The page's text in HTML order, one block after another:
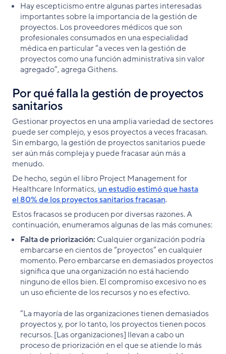
Hay escepticismo entre algunas partes interesadas
importantes sobre la importancia de la gestión de
proyectos. Los proveedores médicos que son
profesionales consumados en una especialidad
médica en particular “a veces ven la gestión de
proyectos como una función administrativa sin valor
agregado”, agrega Githens.
Por qué falla la gestión de proyectos
sanitarios
Gestionar proyectos en una amplia variedad de sectores
puede ser complejo, y esos proyectos a veces fracasan.
Sin embargo, la gestión de proyectos sanitarios puede
ser aún más compleja y puede fracasar aún más a
menudo.
De hecho, según el libro Project Management for
Healthcare Informatics, un estudio estimó que hasta
el 80% de los proyectos sanitarios fracasan.
Estos fracasos se producen por diversas razones. A
continuación, enumeramos algunas de las más comunes:
Falta de priorización: Cualquier organización podría
embarcarse en cientos de “proyectos” en cualquier
momento. Pero embarcarse en demasiados proyectos
significa que una organización no está haciendo
ninguno de ellos bien. El compromiso excesivo no es
un uso eficiente de los recursos y no es efectivo.
“La mayoría de las organizaciones tienen demasiados
proyectos y, por lo tanto, los proyectos tienen pocos
recursos. [Las organizaciones] llevan a cabo un
proceso de priorización en el que se atiende lo más